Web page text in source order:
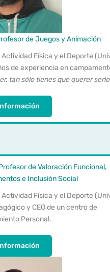
de Juegos y Animación
Física y el Deporte
de experiencia en
tan sólo tienes que querer serlo
de Valoración Funcional,
e Inclusión Social
Física y el Deporte
y CEO de un centro de
Personal.